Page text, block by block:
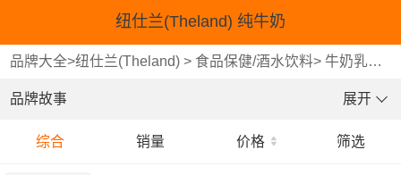
纽仕兰(Theland) 纯牛奶
品牌大全>纽仕兰(Theland) > 食品保健/酒水饮料>牛奶乳品
品牌故事 展开
综合 销量 价格 筛选